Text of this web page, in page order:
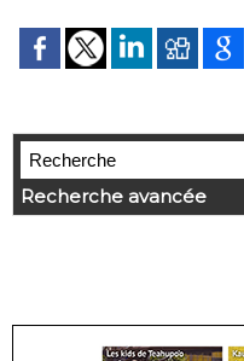
Recherche avancée